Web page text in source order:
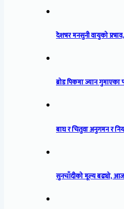
देशभर मनसुनी वायुको
ब्रोड पिकमा ज्यान गुमाएका
बाघ र चितुवा अनुगमन र
सुनचाँदीको मूल्य बढ्यो,